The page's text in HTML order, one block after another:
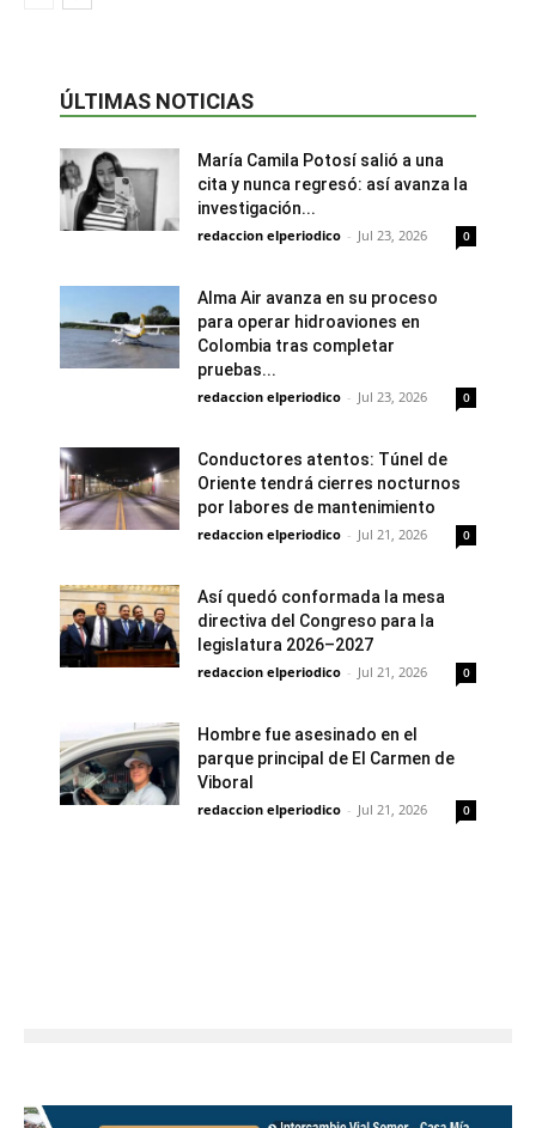
ÚLTIMAS NOTICIAS
María Camila Potosí salió a una
cita y nunca regresó: así avanza la
investigación...
redaccion elperiodico - Jul 23, 2026 0
Alma Air avanza en su proceso
para operar hidroaviones en
Colombia tras completar
pruebas...
redaccion elperiodico - Jul 23, 2026 0
Conductores atentos: Túnel de
Oriente tendrá cierres nocturnos
por labores de mantenimiento
redaccion elperiodico - Jul 21, 2026 0
Así quedó conformada la mesa
directiva del Congreso para la
legislatura 2026–2027
redaccion elperiodico - Jul 21, 2026 0
Hombre fue asesinado en el
parque principal de El Carmen de
Viboral
redaccion elperiodico - Jul 21, 2026 0